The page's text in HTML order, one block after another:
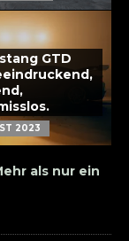
GTD
2023
als nur ein